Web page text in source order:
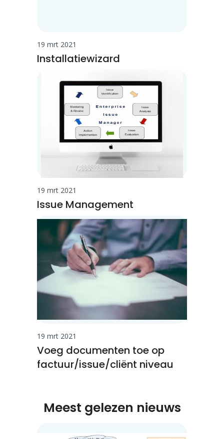
19 mrt 2021
Installatiewizard
19 mrt 2021
Issue Management
19 mrt 2021
Voeg documenten toe op
factuur/issue/cliënt niveau
Meest gelezen nieuws